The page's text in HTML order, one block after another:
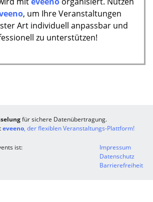
, um Ihre Veranstaltungen
Art individuell anpassbar und
zu unterstützen!
für sichere Datenübertragung.
eveeno, der flexiblen Veranstaltungs-Plattform!
ist:
Impressum
Datenschutz
Barrierefreiheit